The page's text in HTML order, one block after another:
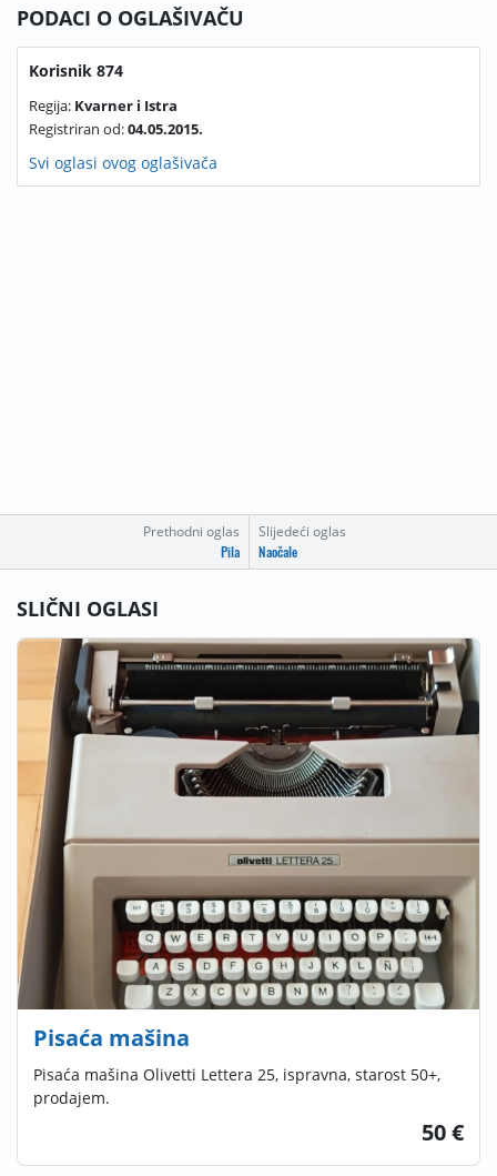
Prethodni oglas
Pila
Slijedeći oglas
Naočale
PODACI O OGLAŠIVAČU
Korisnik 874
Regija: Kvarner i Istra
Registriran od:04.05.2015.
Svi oglasi ovog oglašivača
SLIČNI OGLASI
Pisaća mašina
Pisaća mašina Olivetti Lettera 25, ispravna, starost 50+,
prodajem.
50 €